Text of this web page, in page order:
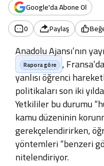
Google'da Abone Ol
0
Paylaş
Anadolu Ajansı’nın
,
yanlısı öğrenci
politikaları son iki
Yetkililer bu durumu
kamu düzeninin
gerekçelendirirken,
yöntemleri “benzeri
nitelendiriyor.